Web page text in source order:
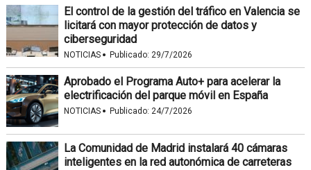
El control de la gestión del tráfico en Valencia se
licitará con mayor protección de datos y
ciberseguridad
NOTICIAS · Publicado: 29/7/2026
Aprobado el Programa Auto+ para acelerar la
electrificación del parque móvil en España
NOTICIAS · Publicado: 24/7/2026
La Comunidad de Madrid instalará 40 cámaras
inteligentes en la red autonómica de carreteras